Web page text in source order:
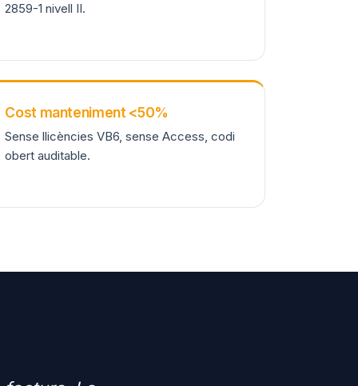
2859-1 nivell II.
Cost manteniment <50%
Sense llicències VB6, sense Access, codi
obert auditable.